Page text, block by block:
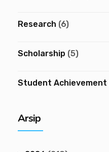
Research (6)
Scholarship (5)
Student Achievement
Arsip